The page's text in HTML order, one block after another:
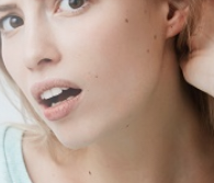
Центр восстановления и
превентивной медицины
Центр снижения веса
Центр спасения конечностей
Центр хирургии грыж
Челюстно-лицевая хирургия